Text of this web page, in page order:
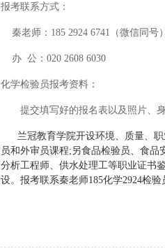
报考联系方式：
秦老师：185 2924 6741（微信同号）
办 公：020 2608 6030
化学检验员报考资料：
提交填写好的报名表以及照片、
兰冠教育学院开设环境、质量、
员和外审员课程;另食品检验员、食品
分析工程师、 供水处理工等职业证书
设。 报考联系秦老师185化学2924检验